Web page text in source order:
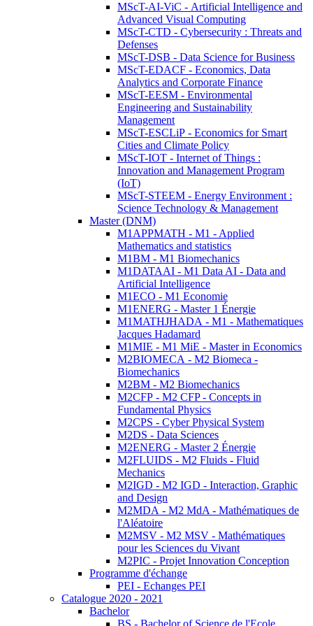
MScT-AI-ViC - Artificial Intelligence and
Advanced Visual Computing
MScT-CTD - Cybersecurity : Threats and
Defenses
MScT-DSB - Data Science for Business
MScT-EDACF - Economics, Data
Analytics and Corporate Finance
MScT-EESM - Environmental
Engineering and Sustainability
Management
MScT-ESCLiP - Economics for Smart
Cities and Climate Policy
MScT-IOT - Internet of Things :
Innovation and Management Program
(IoT)
MScT-STEEM - Energy Environment :
Science Technology & Management
Master (DNM)
M1APPMATH - M1 - Applied
Mathematics and statistics
M1BM - M1 Biomechanics
M1DATAAI - M1 Data AI - Data and
Artificial Intelligence
M1ECO - M1 Economie
M1ENERG - Master 1 Énergie
M1MATHJHADA - M1 - Mathematiques
Jacques Hadamard
M1MIE - M1 MiE - Master in Economics
M2BIOMECA - M2 Biomeca -
Biomechanics
M2BM - M2 Biomechanics
M2CFP - M2 CFP - Concepts in
Fundamental Physics
M2CPS - Cyber Physical System
M2DS - Data Sciences
M2ENERG - Master 2 Énergie
M2FLUIDS - M2 Fluids - Fluid
Mechanics
M2IGD - M2 IGD - Interaction, Graphic
and Design
M2MDA - M2 MdA - Mathématiques de
l'Aléatoire
M2MSV - M2 MSV - Mathématiques
pour les Sciences du Vivant
M2PIC - Projet Innovation Conception
Programme d'échange
PEI - Echanges PEI
Catalogue 2020 - 2021
Bachelor
BS - Bachelor of Science de l'Ecole